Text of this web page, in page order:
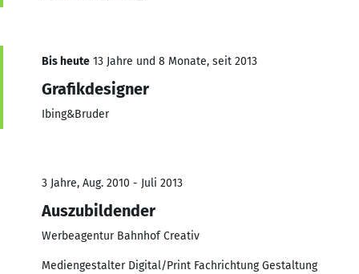
Bis heute 13 Jahre und 8 Monate, seit 2013
Grafikdesigner
Ibing&Bruder
3 Jahre, Aug. 2010 - Juli 2013
Auszubildender
Werbeagentur Bahnhof Creativ
Mediengestalter Digital/Print Fachrichtung Gestaltung